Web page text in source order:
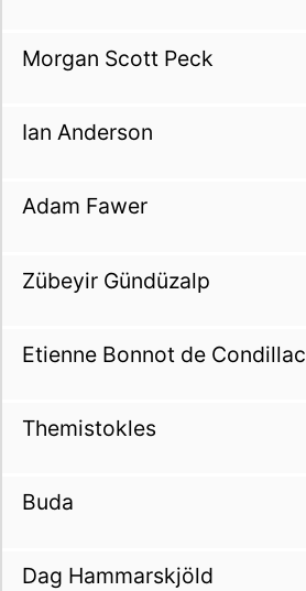
Morgan Scott Peck
Ian Anderson
Adam Fawer
Zübeyir Gündüzalp
Etienne Bonnot de Condillac
Themistokles
Buda
Dag Hammarskjöld